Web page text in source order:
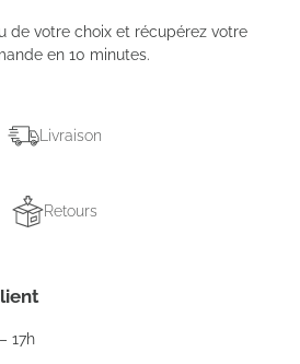
Livraison
Retours
de votre choix et récupérez votre
en 10 minutes.
17h